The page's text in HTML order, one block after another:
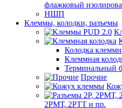
флажковый
НШП
Клеммы, колодки, разъемы
Колодка
Клеммная
Терминальный
Прочие
2РМТ, 2РТТ и пр.